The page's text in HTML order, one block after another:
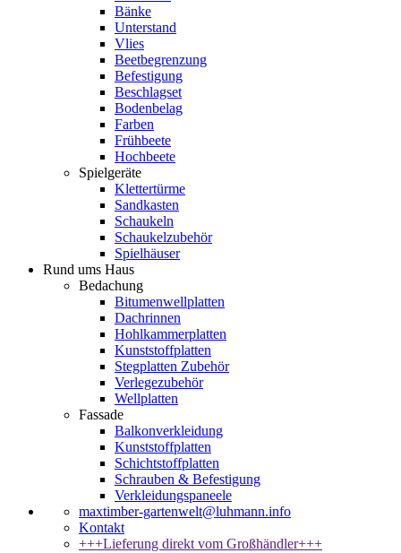
Bänke
Unterstand
Vlies
Beetbegrenzung
Befestigung
Beschlagset
Bodenbelag
Farben
Frühbeete
Hochbeete
Spielgeräte
Klettertürme
Sandkasten
Schaukeln
Schaukelzubehör
Spielhäuser
Rund ums Haus
Bedachung
Bitumenwellplatten
Dachrinnen
Hohlkammerplatten
Kunststoffplatten
Stegplatten Zubehör
Verlegezubehör
Wellplatten
Fassade
Balkonverkleidung
Kunststoffplatten
Schichtstoffplatten
Schrauben & Befestigung
Verkleidungspaneele
maxtimber-gartenwelt@luhmann.info
Kontakt
+++Lieferung direkt vom Großhändler+++